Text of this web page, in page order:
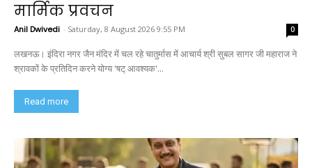
मार्मिक प्रवचन
Anil Dwivedi - Saturday, 8 August 2026 9:55 PM 0
लखनऊ। इंदिरा नगर जैन मंदिर में चल रहे चातुर्मास में आचार्य श्री सुबल सागर जी महाराज ने
श्रावकों के प्रतिदिन करने योग्य 'षट् आवश्यक'...
Read more